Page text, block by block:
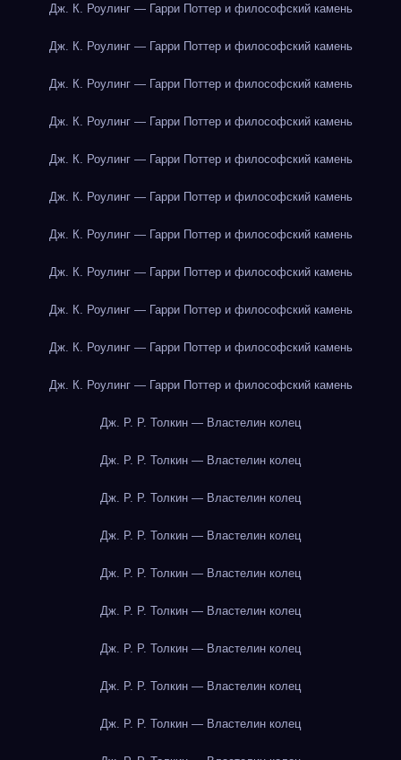
Дж. К. Роулинг — Гарри Поттер и философский камень
Дж. К. Роулинг — Гарри Поттер и философский камень
Дж. К. Роулинг — Гарри Поттер и философский камень
Дж. К. Роулинг — Гарри Поттер и философский камень
Дж. К. Роулинг — Гарри Поттер и философский камень
Дж. К. Роулинг — Гарри Поттер и философский камень
Дж. К. Роулинг — Гарри Поттер и философский камень
Дж. К. Роулинг — Гарри Поттер и философский камень
Дж. К. Роулинг — Гарри Поттер и философский камень
Дж. К. Роулинг — Гарри Поттер и философский камень
Дж. К. Роулинг — Гарри Поттер и философский камень
Дж. Р. Р. Толкин — Властелин колец
Дж. Р. Р. Толкин — Властелин колец
Дж. Р. Р. Толкин — Властелин колец
Дж. Р. Р. Толкин — Властелин колец
Дж. Р. Р. Толкин — Властелин колец
Дж. Р. Р. Толкин — Властелин колец
Дж. Р. Р. Толкин — Властелин колец
Дж. Р. Р. Толкин — Властелин колец
Дж. Р. Р. Толкин — Властелин колец